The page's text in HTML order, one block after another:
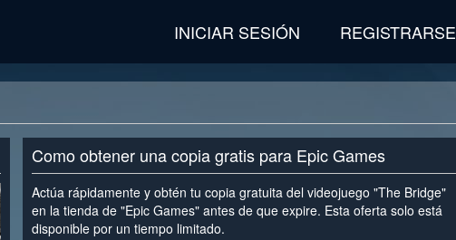
INICIAR SESIÓN REGISTRARSE
Como obtener una copia gratis para Epic Games
Actúa rápidamente y obtén tu copia gratuita del videojuego "The Bridge"
en la tienda de "Epic Games" antes de que expire. Esta oferta solo está
disponible por un tiempo limitado.